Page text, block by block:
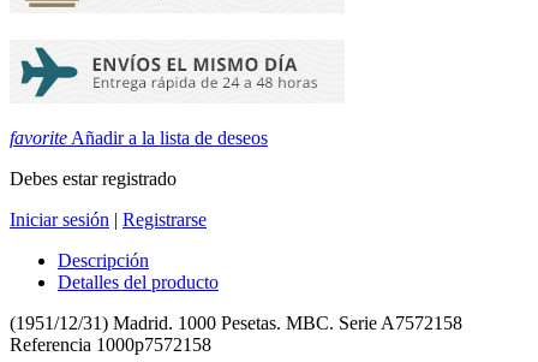
favorite Añadir a la lista de deseos
Debes estar registrado
Iniciar sesión | Registrarse
Descripción
Detalles del producto
(1951/12/31) Madrid. 1000 Pesetas. MBC. Serie A7572158
Referencia 1000p7572158